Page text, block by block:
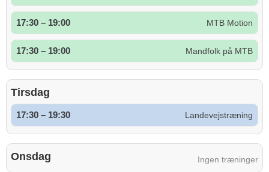
17:30 – 19:00 MTB Motion
17:30 – 19:00 Mandfolk på MTB
Tirsdag
17:30 – 19:30 Landevejstræning
Onsdag Ingen træninger